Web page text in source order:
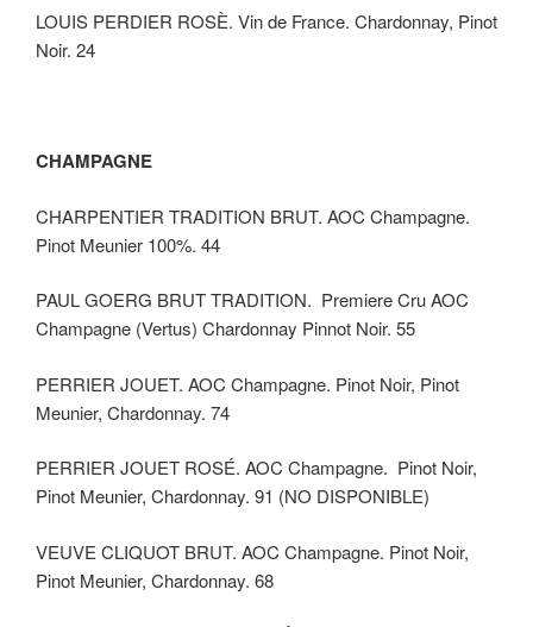
LOUIS PERDIER ROSÈ. Vin de France. Chardonnay, Pinot
Noir. 24
CHAMPAGNE
CHARPENTIER TRADITION BRUT. AOC Champagne.
Pinot Meunier 100%. 44
PAUL GOERG BRUT TRADITION. Premiere Cru AOC
Champagne (Vertus) Chardonnay Pinnot Noir. 55
PERRIER JOUET. AOC Champagne. Pinot Noir, Pinot
Meunier, Chardonnay. 74
PERRIER JOUET ROSÉ. AOC Champagne. Pinot Noir,
Pinot Meunier, Chardonnay. 91 (NO DISPONIBLE)
VEUVE CLIQUOT BRUT. AOC Champagne. Pinot Noir,
Pinot Meunier, Chardonnay. 68